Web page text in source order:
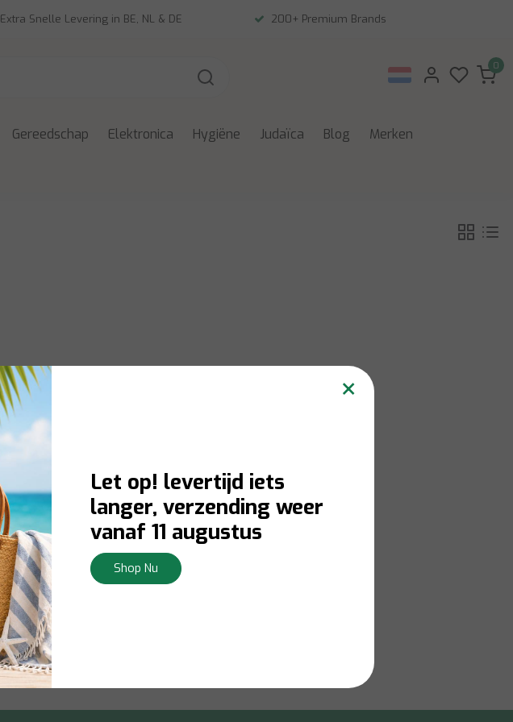
Extra Snelle Levering in BE, NL & DE 200+ Premium Brands
0
Gereedschap Elektronica Hygiëne Judaïca Blog Merken
×
Let op! levertijd iets
langer, verzending weer
vanaf 11 augustus
Shop Nu